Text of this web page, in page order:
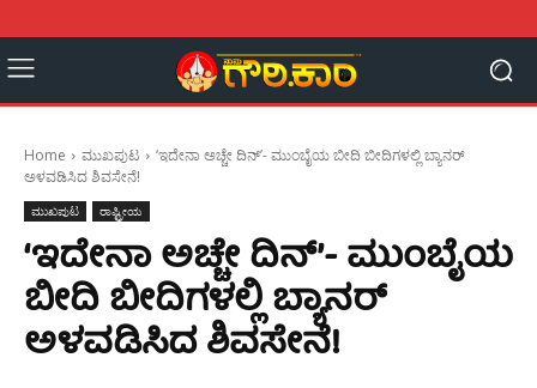
Home ಮುಖಪುಟ
‘ಇದೇನಾ ಅಚ್ಚೇ ದಿನ್’- ಮುಂಬೈಯ ಬೀದಿ ಬೀದಿಗಳಲ್ಲಿ ಬ್ಯಾನರ್‌
ಅಳವಡಿಸಿದ ಶಿವಸೇನೆ!
ಮುಖಪುಟ ರಾಷ್ಟ್ರೀಯ
‘ಇದೇನಾ ಅಚ್ಚೇ ದಿನ್’- ಮುಂಬೈಯ
ಬೀದಿ ಬೀದಿಗಳಲ್ಲಿ ಬ್ಯಾನರ್‌
ಅಳವಡಿಸಿದ ಶಿವಸೇನೆ!